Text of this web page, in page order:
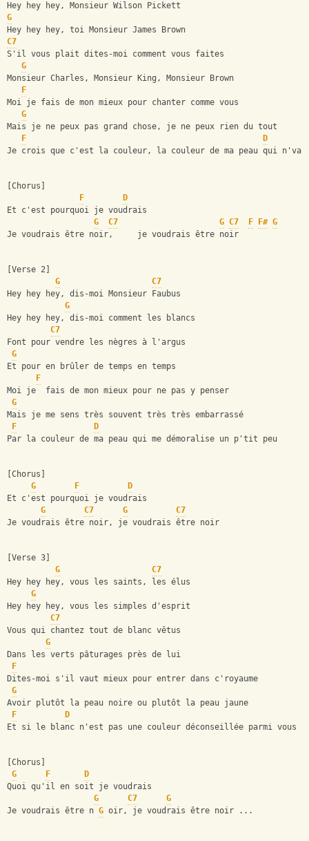
Hey hey hey, Monsieur Wilson Pickett
G
Hey hey hey, toi Monsieur James Brown
C7
S'il vous plait dites-moi comment vous faites
G
Monsieur Charles, Monsieur King, Monsieur Brown
F
Moi je fais de mon mieux pour chanter comme vous
G
Mais je ne peux pas grand chose, je ne peux rien du tout
F
D
Je crois que c'est la couleur, la couleur de ma peau qui n'va
[Chorus]
F
D
Et c'est pourquoi je voudrais
G
C7 G C7 F F# G
Je voudrais être noir,     je voudrais être noir
[Verse 2]
G
C7
Hey hey hey, dis-moi Monsieur Faubus
G
Hey hey hey, dis-moi comment les blancs
C7
Font pour vendre les nègres à l'argus
G
Et pour en brûler de temps en temps
F
Moi je  fais de mon mieux pour ne pas y penser
G
Mais je me sens très souvent très très embarrassé
F
D
Par la couleur de ma peau qui me démoralise un p'tit peu
[Chorus]
G
F
D
Et c'est pourquoi je voudrais
G
C7 G
C7
Je voudrais être noir, je voudrais être noir
[Verse 3]
G
C7
Hey hey hey, vous les saints, les élus
G
Hey hey hey, vous les simples d'esprit
C7
Vous qui chantez tout de blanc vêtus
G
Dans les verts pâturages près de lui
F
Dites-moi s'il vaut mieux pour entrer dans c'royaume
G
Avoir plutôt la peau noire ou plutôt la peau jaune
F
D
Et si le blanc n'est pas une couleur déconseillée parmi vous
[Chorus]
G
F
D
Quoi qu'il en soit je voudrais
G
C7
G
Je voudrais être n G oir, je voudrais être noir ...